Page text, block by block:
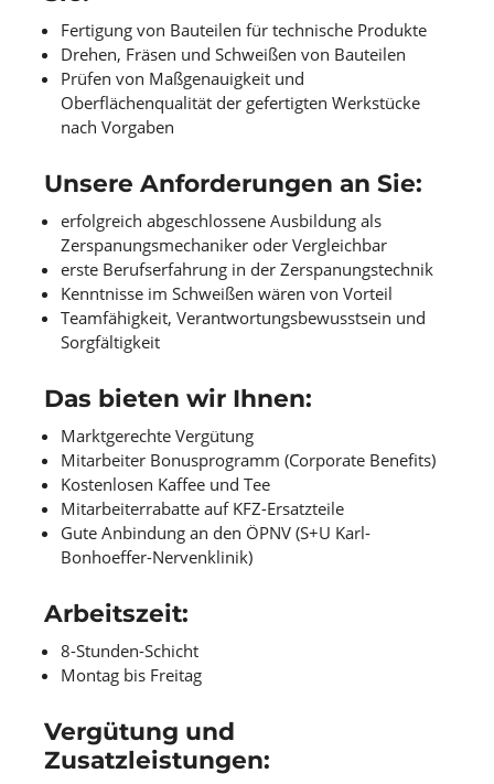
Fertigung von Bauteilen für technische Produkte
Drehen, Fräsen und Schweißen von Bauteilen
Prüfen von Maßgenauigkeit und
Oberflächenqualität der gefertigten Werkstücke
nach Vorgaben
Unsere Anforderungen an Sie:
erfolgreich abgeschlossene Ausbildung als
Zerspanungsmechaniker oder Vergleichbar
erste Berufserfahrung in der Zerspanungstechnik
Kenntnisse im Schweißen wären von Vorteil
Teamfähigkeit, Verantwortungsbewusstsein und
Sorgfältigkeit
Das bieten wir Ihnen:
Marktgerechte Vergütung
Mitarbeiter Bonusprogramm (Corporate Benefits)
Kostenlosen Kaffee und Tee
Mitarbeiterrabatte auf KFZ-Ersatzteile
Gute Anbindung an den ÖPNV (S+U Karl-
Bonhoeffer-Nervenklinik)
Arbeitszeit:
8-Stunden-Schicht
Montag bis Freitag
Vergütung und
Zusatzleistungen: